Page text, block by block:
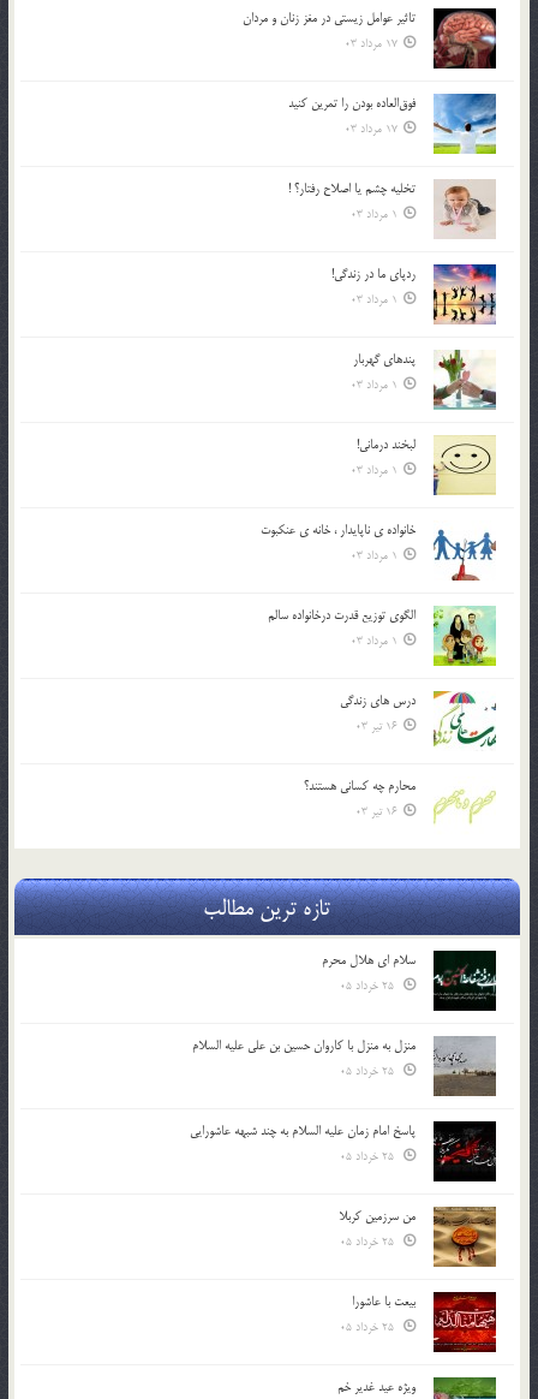
تاثیر عوامل زيستي در مغز زنان و مردان
17 مرداد 03
فوق‌العاده بودن را تمرين كنيد
17 مرداد 03
تخليه چشم يا اصلاح رفتار؟ !
1 مرداد 03
ردپاى ما در زندگى!
1 مرداد 03
پندهاي گهربار
1 مرداد 03
لبخند درمانى!
1 مرداد 03
خانواده ي ناپايدار ، خانه ي عنکبوت
1 مرداد 03
الگوي توزيع قدرت درخانواده سالم
1 مرداد 03
درس هاي زندگي
16 تیر 03
محارم چه کساني هستند؟
16 تیر 03
تازه ترین مطالب
سلام ای هلال محرم
منزل به منزل با کاروان حسین بن علی علیه السلام
پاسخ امام زمان علیه السلام به چند شبهه عاشورایی
من سرزمین کربلا
بیعت با عاشورا
ویژه عید غدیر خم